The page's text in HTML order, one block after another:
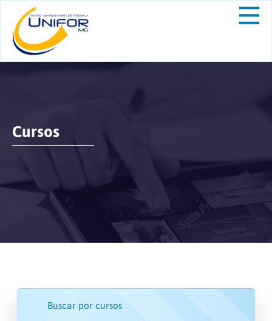
Cursos
Buscar por cursos